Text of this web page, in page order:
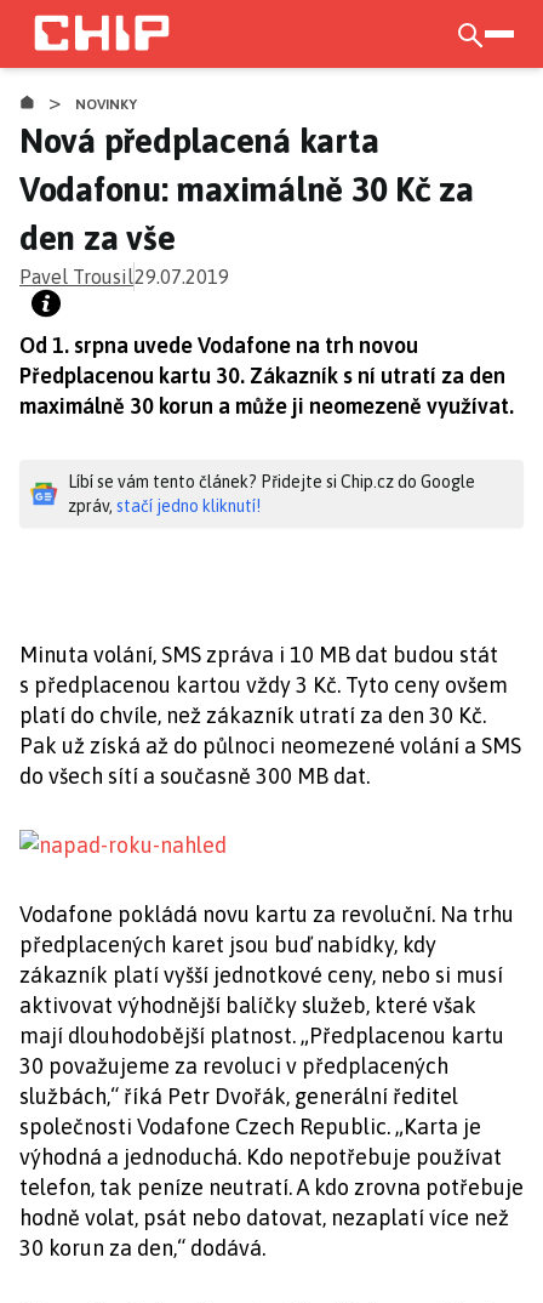
Přejít
hlavnímu
obsahu
> NOVINKY
Nová předplacená karta
Vodafonu: maximálně 30 Kč za
den za vše
Pavel Trousil29.07.2019
Od 1. srpna uvede Vodafone na trh novou
Předplacenou kartu 30. Zákazník s ní utratí za den
maximálně 30 korun a může ji neomezeně využívat.
Líbí se vám tento článek? Přidejte si Chip.cz do Google
zpráv, stačí jedno kliknutí!
Minuta volání, SMS zpráva i 10 MB dat budou stát
s předplacenou kartou vždy 3 Kč. Tyto ceny ovšem
platí do chvíle, než zákazník utratí za den 30 Kč.
Pak už získá až do půlnoci neomezené volání a SMS
do všech sítí a současně 300 MB dat.
Vodafone pokládá novu kartu za revoluční. Na trhu
předplacených karet jsou buď nabídky, kdy
zákazník platí vyšší jednotkové ceny, nebo si musí
aktivovat výhodnější balíčky služeb, které však
mají dlouhodobější platnost. „Předplacenou kartu
30 považujeme za revoluci v předplacených
službách,“ říká Petr Dvořák, generální ředitel
společnosti Vodafone Czech Republic. „Karta je
výhodná a jednoduchá. Kdo nepotřebuje používat
telefon, tak peníze neutratí. A kdo zrovna potřebuje
hodně volat, psát nebo datovat, nezaplatí více než
30 korun za den,“ dodává.